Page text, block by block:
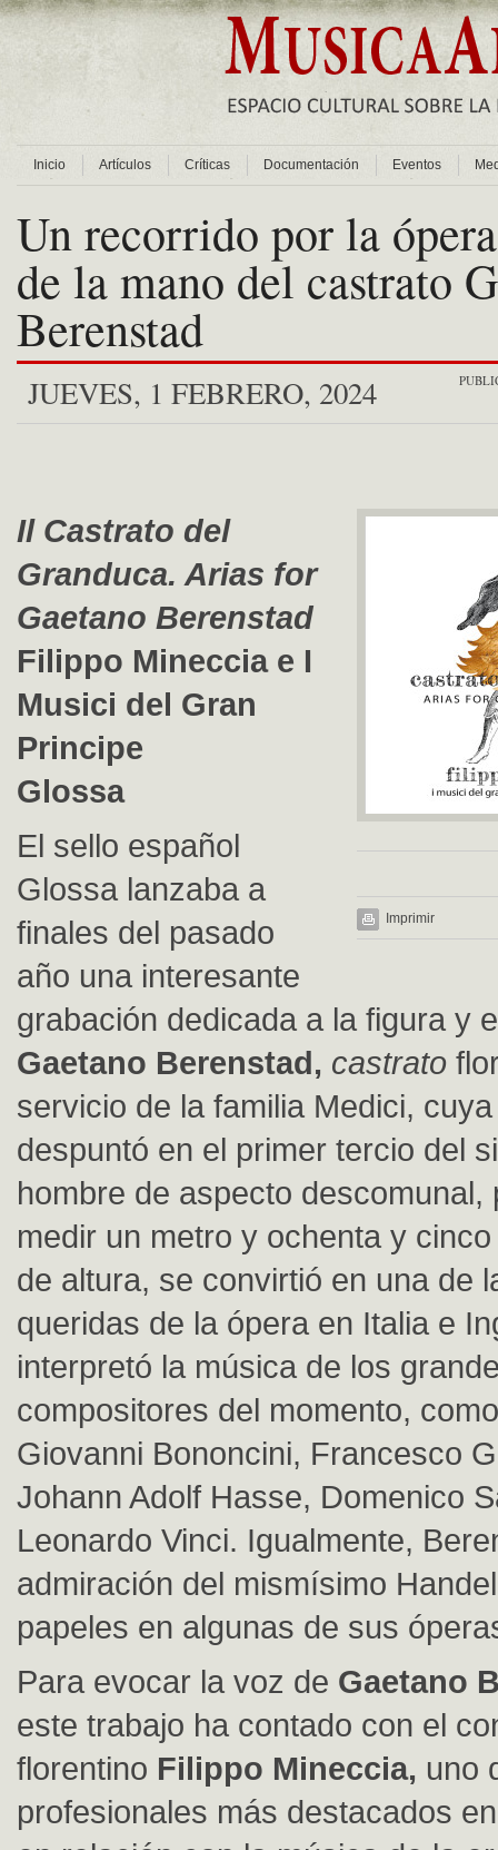
Inicio Artículos Críticas Documentación Eventos
Un recorrido por la
de la mano del castrato
Berenstad
JUEVES, 1 FEBRERO, 2024
Imprimir
Il Castrato del
Granduca. Arias for
Gaetano Berenstad
Filippo Mineccia e I
Musici del Gran
Principe
Glossa
El sello español
Glossa lanzaba a
finales del pasado
año una interesante
grabación dedicada a la figura y
Gaetano Berenstad, castrato
servicio de la familia Medici,
despuntó en el primer tercio del
hombre de aspecto descomunal,
medir un metro y ochenta y
de altura, se convirtió en una de
queridas de la ópera en Italia e
interpretó la música de los
compositores del momento,
Giovanni Bononcini, Francesco
Johann Adolf Hasse, Domenico
Leonardo Vinci. Igualmente,
admiración del mismísimo
papeles en algunas de sus
Para evocar la voz de Gaetano
este trabajo ha contado con el
florentino Filippo Mineccia, uno
profesionales más destacados